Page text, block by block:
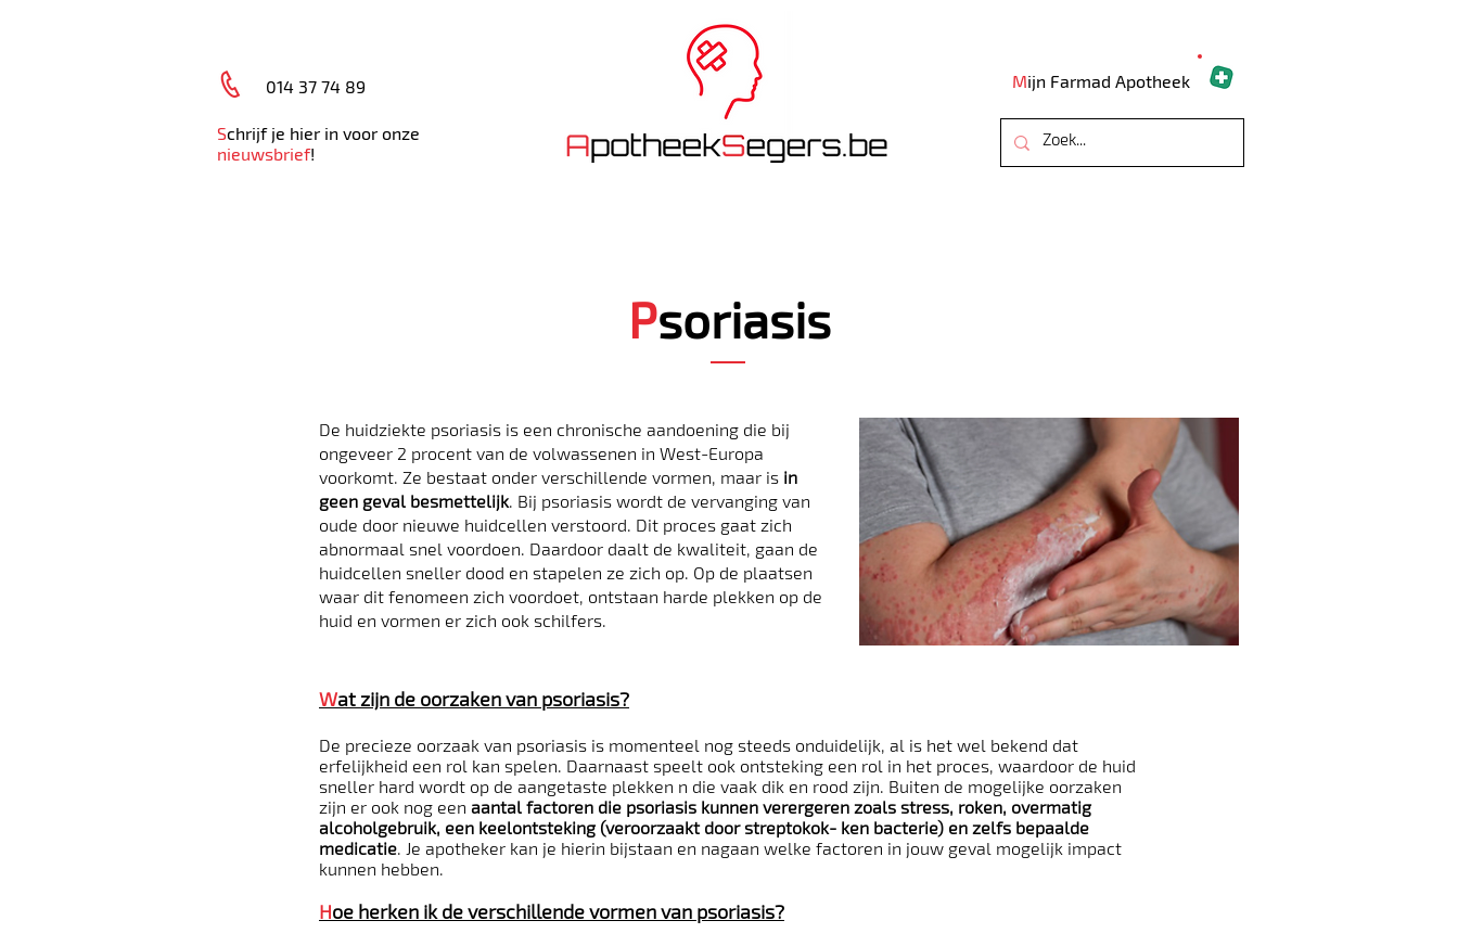
014 37 74 89
Schrijf je hier in voor onze
nieuwsbrief!
Mijn Farmad Apotheek
Psoriasis
De huidziekte psoriasis is een chronische aandoening die bij
ongeveer 2 procent van de volwassenen in West-Europa
voorkomt. Ze bestaat onder verschillende vormen, maar is in
geen geval besmettelijk. Bij psoriasis wordt de vervanging van
oude door nieuwe huidcellen verstoord. Dit proces gaat zich
abnormaal snel voordoen. Daardoor daalt de kwaliteit, gaan de
huidcellen sneller dood en stapelen ze zich op. Op de plaatsen
waar dit fenomeen zich voordoet, ontstaan harde plekken op de
huid en vormen er zich ook schilfers.
Wat zijn de oorzaken van psoriasis?
De precieze oorzaak van psoriasis is momenteel nog steeds onduidelijk, al is het wel bekend dat
erfelijkheid een rol kan spelen. Daarnaast speelt ook ontsteking een rol in het proces, waardoor de huid
sneller hard wordt op de aangetaste plekken​ n die vaak dik en rood zijn. Buiten de mogelijke oorzaken
zijn er ook nog een aantal factoren die psoriasis kunnen verergeren zoals stress, roken, overmatig
alcoholgebruik, een keelontsteking (veroorzaakt door streptokok- ken bacterie) en zelfs bepaalde
medicatie. Je apotheker kan je hierin bijstaan en nagaan welke factoren in jouw geval mogelijk impact
kunnen hebben.
Hoe herken ik de verschillende vormen van psoriasis?